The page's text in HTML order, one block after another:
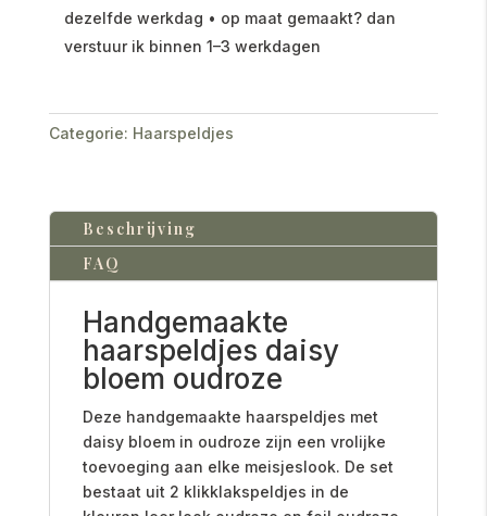
dezelfde werkdag • op maat gemaakt? dan
verstuur ik binnen 1–3 werkdagen
Categorie: Haarspeldjes
Beschrijving
FAQ
Handgemaakte
haarspeldjes daisy
bloem oudroze
Deze handgemaakte haarspeldjes met
daisy bloem in oudroze zijn een vrolijke
toevoeging aan elke meisjeslook. De set
bestaat uit 2 klikklakspeldjes in de